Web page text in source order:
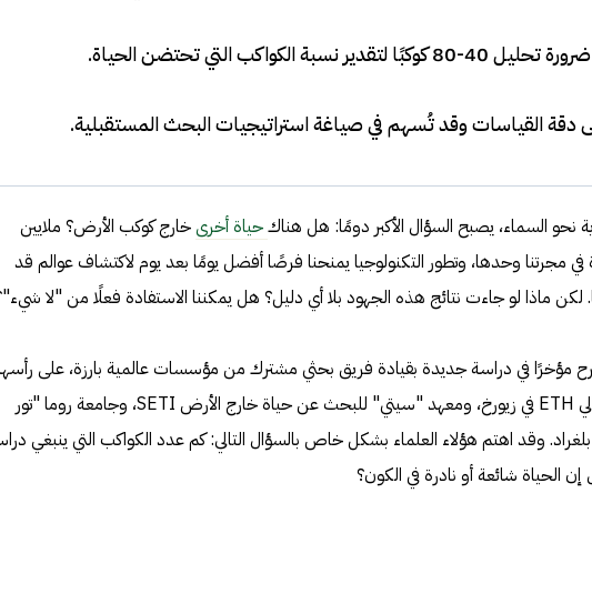
نسبة الكواكب التي تحتضن الحياة .
دقة القياسات وقد تُسهم في صياغة استراتيجيات البحث المستقبلية.
نحو السماء، يصبح السؤال الأكبر دومًا: هل هناكحياة أخرىخارج كوكب الأرض؟ ملايين
في مجرتنا وحدها، وتطور التكنولوجيا يمنحنا فرصًا أفضل يومًا بعد يوم لاكتشاف عوالم قد
ماذا لو جاءت نتائج هذه الجهود بلا أي دليل؟ هل يمكننا الاستفادة فعلًا من "لا
مؤخرًا في دراسة جديدة بقيادة فريق بحثي مشترك من مؤسسات عالمية بارزة، على
معهد التكنولوجيا الفيدرالي ETH في زيورخ، ومعهد "سيتي" للبحث عن حياة خارج الأرض SETI، وجامعة روما "تور
وقد اهتم هؤلاء العلماء بشكل خاص بالسؤال التالي: كم عدد الكواكب التي ينبغي
الحياة شائعة أو نادرة في الكون؟